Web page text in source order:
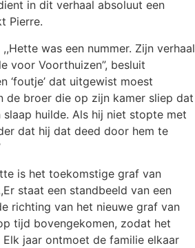
in dit verhaal absoluut een
Pierre.
,,Hette was een nummer. Zijn verhaal
voor Voorthuizen”, besluit
‘foutje’ dat uitgewist moest
de broer die op zijn kamer sliep dat
huilde. Als hij niet stopte met
dat hij dat deed door hem te
is het toekomstige graf van
staat een standbeeld van een
richting van het nieuwe graf van
tijd bovengekomen, zodat het
jaar ontmoet de familie elkaar